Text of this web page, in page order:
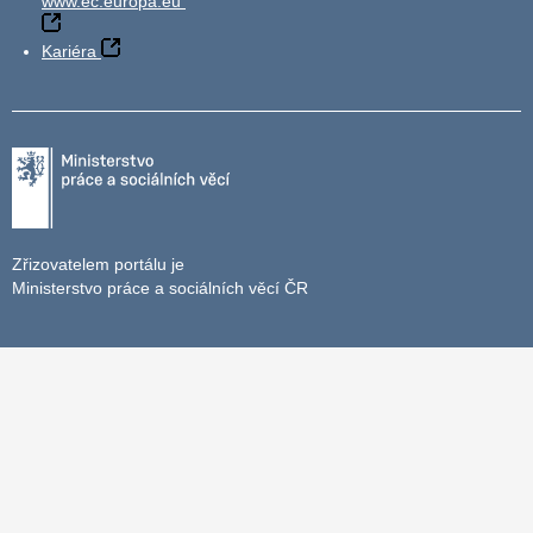
Kariéra
Zřizovatelem portálu je
Ministerstvo práce a sociálních věcí ČR